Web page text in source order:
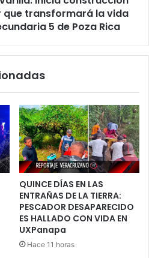
que transformará la vida
5 de Poza Rica
QUINCE DÍAS EN LAS
ENTRAÑAS DE LA TIERRA:
PESCADOR DESAPARECIDO
ES HALLADO CON VIDA EN
UXPanapa
Hace 11 horas